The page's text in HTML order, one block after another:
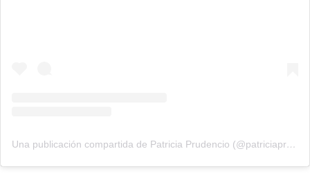
Una publicación compartida de Patricia Prudencio (@patriciaprudencio98)